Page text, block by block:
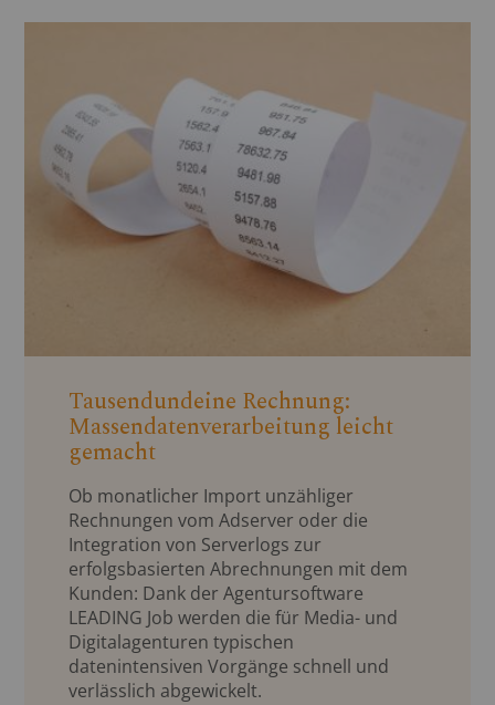
Tausendundeine Rechnung:
Massendatenverarbeitung leicht
gemacht
Ob monatlicher Import unzähliger
Rechnungen vom Adserver oder die
Integration von Serverlogs zur
erfolgsbasierten Abrechnungen mit dem
Kunden: Dank der Agentursoftware
LEADING Job werden die für Media- und
Digitalagenturen typischen
datenintensiven Vorgänge schnell und
verlässlich abgewickelt.